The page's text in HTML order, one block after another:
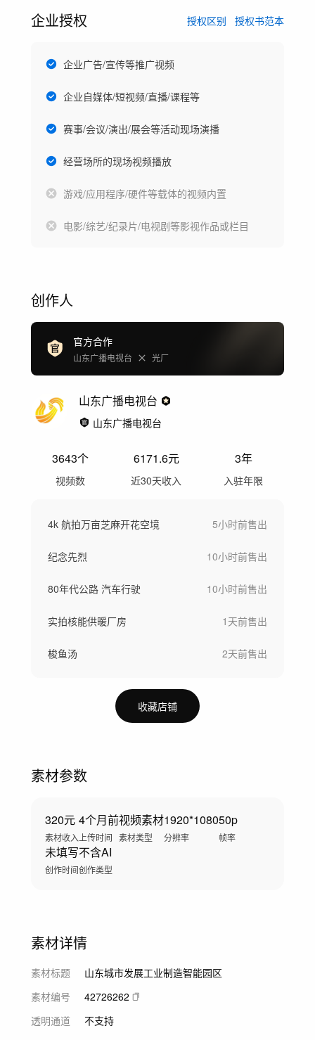
企业授权 授权区别 授权书范本
企业广告/宣传等推广视频
企业自媒体/短视频/直播/课程等
赛事/会议/演出/展会等活动现场演播
经营场所的现场视频播放
游戏/应用程序/硬件等载体的视频内置
电影/综艺/纪录片/电视剧等影视作品或栏目
创作人
官方合作
山东广播电视台 光厂
山东广播电视台
山东广播电视台
3643个
视频数
6171.6元
近30天收入
3年
入驻年限
4k 航拍万亩芝麻开花空境 5小时前售出
纪念先烈 10小时前售出
80年代公路 汽车行驶 10小时前售出
实拍核能供暖厂房 1天前售出
梭鱼汤 2天前售出
收藏店铺
素材参数
320元
素材收入
4个月前
上传时间
视频素材
素材类型
1920*1080
分辨率
50p
帧率
未填写
创作时间
不含AI
创作类型
素材详情
素材标题
山东城市发展工业制造智能园区
素材编号
42726262
透明通道
不支持